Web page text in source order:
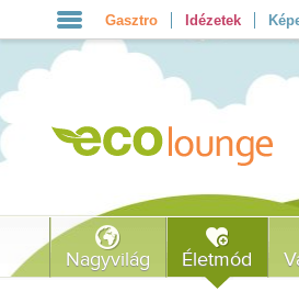
Gasztro Idézetek
Nagyvilág Életmód